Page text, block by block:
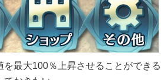
最大100％上昇させることができ